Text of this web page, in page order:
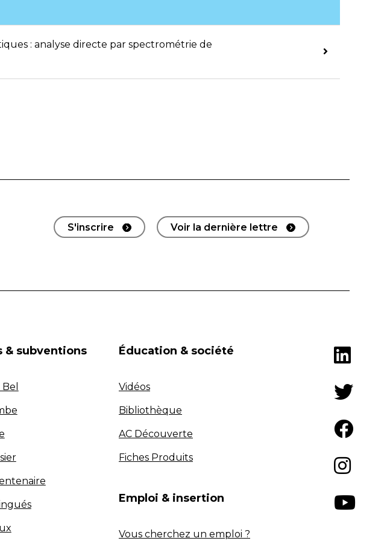
: analyse directe par spectrométrie de
S'inscrire Voir la dernière lettre
& subventions Éducation & société
Vidéos
Bibliothèque
AC Découverte
Fiches Produits
Emploi & insertion
Vous cherchez un emploi ?